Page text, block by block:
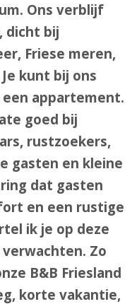
Ons verblijf
dicht bij
Friese meren,
kunt bij ons
appartement.
goed bij
rustzoekers,
gasten en kleine
dat gasten
en een rustige
ik je op deze
Zo
B&B Friesland
korte vakantie,